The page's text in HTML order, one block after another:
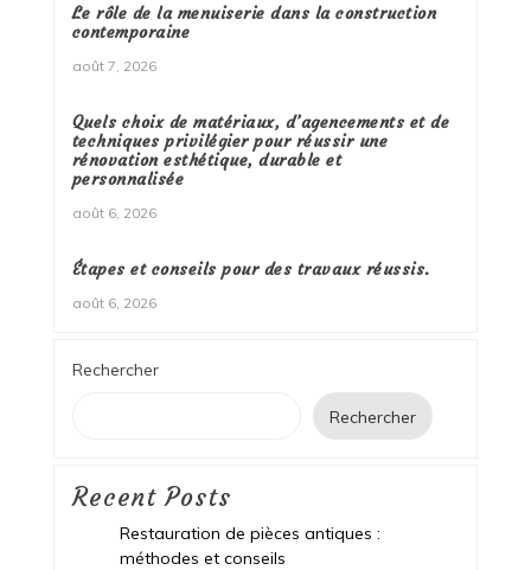
Le rôle de la menuiserie dans la construction
contemporaine
août 7, 2026
Quels choix de matériaux, d’agencements et de
techniques privilégier pour réussir une
rénovation esthétique, durable et
personnalisée
août 6, 2026
Étapes et conseils pour des travaux réussis.
août 6, 2026
Rechercher
Rechercher
Recent Posts
Restauration de pièces antiques :
méthodes et conseils